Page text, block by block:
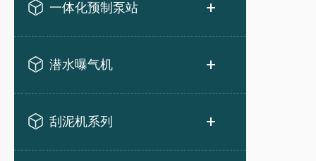
一体化预制泵站
潜水曝气机
刮泥机系列